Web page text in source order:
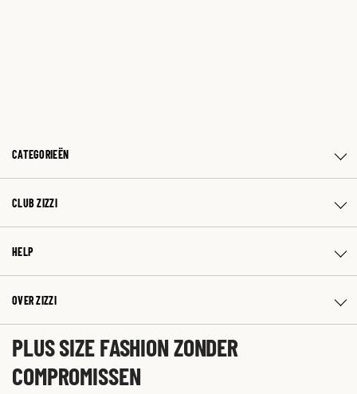
CATEGORIEËN
CLUB ZIZZI
HELP
OVER ZIZZI
PLUS SIZE FASHION ZONDER
COMPROMISSEN